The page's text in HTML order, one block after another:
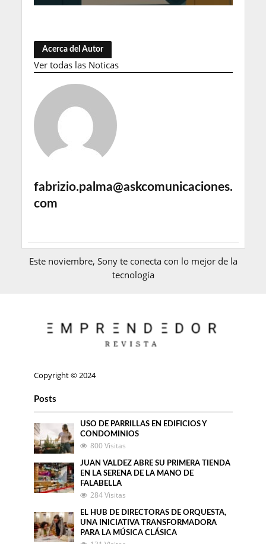
Acerca del Autor
Ver todas las Noticas
fabrizio.palma@askcomunicaciones.
com
Este noviembre, Sony te conecta con lo mejor de la
tecnología
Copyright © 2024
Posts
USO DE PARRILLAS EN EDIFICIOS Y
CONDOMINIOS
800 Visitas
JUAN VALDEZ ABRE SU PRIMERA TIENDA
EN LA SERENA DE LA MANO DE
FALABELLA
284 Visitas
EL HUB DE DIRECTORAS DE ORQUESTA,
UNA INICIATIVA TRANSFORMADORA
PARA LA MÚSICA CLÁSICA